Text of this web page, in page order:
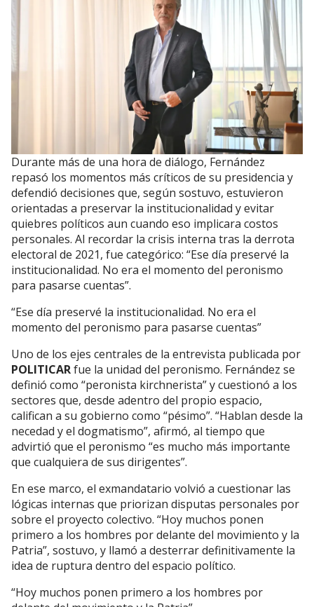
Durante más de una hora de diálogo, Fernández
repasó los momentos más críticos de su presidencia y
defendió decisiones que, según sostuvo, estuvieron
orientadas a preservar la institucionalidad y evitar
quiebres políticos aun cuando eso implicara costos
personales. Al recordar la crisis interna tras la derrota
electoral de 2021, fue categórico: “Ese día preservé la
institucionalidad. No era el momento del peronismo
para pasarse cuentas”.
“Ese día preservé la institucionalidad. No era el
momento del peronismo para pasarse cuentas”
Uno de los ejes centrales de la entrevista publicada por
POLITICARfue la unidad del peronismo. Fernández se
definió como “peronista kirchnerista” y cuestionó a los
sectores que, desde adentro del propio espacio,
califican a su gobierno como “pésimo”. “Hablan desde la
necedad y el dogmatismo”, afirmó, al tiempo que
advirtió que el peronismo “es mucho más importante
que cualquiera de sus dirigentes”.
En ese marco, el exmandatario volvió a cuestionar las
lógicas internas que priorizan disputas personales por
sobre el proyecto colectivo. “Hoy muchos ponen
primero a los hombres por delante del movimiento y la
Patria”, sostuvo, y llamó a desterrar definitivamente la
idea de ruptura dentro del espacio político.
“Hoy muchos ponen primero a los hombres por